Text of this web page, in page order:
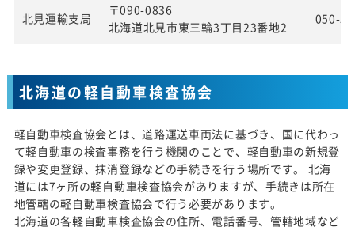
北見運輸支局
〒090-0836
北海道北見市東三輪3丁目23番地2
050-
北海道の軽自動車検査協会
軽自動車検査協会とは、道路運送車両法に基づき、国に代わっ
て軽自動車の検査事務を行う機関のことで、軽自動車の新規登
録や変更登録、抹消登録などの手続きを行う場所です。 北海
道には7ヶ所の軽自動車検査協会がありますが、手続きは所在
地管轄の軽自動車検査協会で行う必要があります。
北海道の各軽自動車検査協会の住所、電話番号、管轄地域など